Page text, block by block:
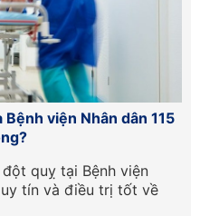
viện Nhân dân 115
quỵ tại Bệnh viện
uy tín và điều trị tốt về